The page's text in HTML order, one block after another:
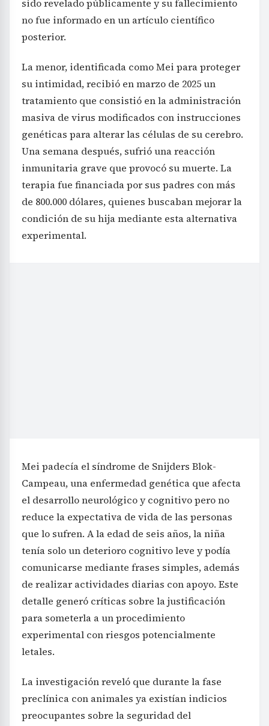
sido revelado públicamente y su fallecimiento
no fue informado en un artículo científico
posterior.
La menor, identificada como Mei para proteger
su intimidad, recibió en marzo de 2025 un
tratamiento que consistió en la administración
masiva de virus modificados con instrucciones
genéticas para alterar las células de su cerebro.
Una semana después, sufrió una reacción
inmunitaria grave que provocó su muerte. La
terapia fue financiada por sus padres con más
de 800.000 dólares, quienes buscaban mejorar la
condición de su hija mediante esta alternativa
experimental.
Mei padecía el síndrome de Snijders Blok-
Campeau, una enfermedad genética que afecta
el desarrollo neurológico y cognitivo pero no
reduce la expectativa de vida de las personas
que lo sufren. A la edad de seis años, la niña
tenía solo un deterioro cognitivo leve y podía
comunicarse mediante frases simples, además
de realizar actividades diarias con apoyo. Este
detalle generó críticas sobre la justificación
para someterla a un procedimiento
experimental con riesgos potencialmente
letales.
La investigación reveló que durante la fase
preclínica con animales ya existían indicios
preocupantes sobre la seguridad del